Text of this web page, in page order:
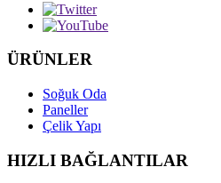
ÜRÜNLER
Soğuk Oda
Paneller
Çelik Yapı
HIZLI BAĞLANTILAR